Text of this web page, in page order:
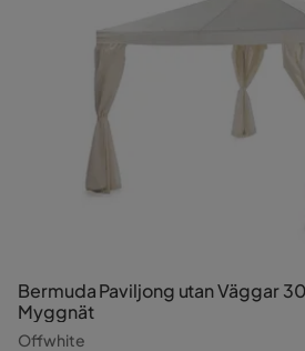
Bermuda Paviljong utan Väggar
Myggnät
Offwhite